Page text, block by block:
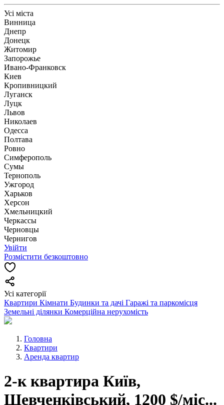
Усі міста
Винница
Днепр
Донецк
Житомир
Запорожье
Ивано-Франковск
Киев
Кропивницкий
Луганск
Луцк
Львов
Николаев
Одесса
Полтава
Ровно
Симферополь
Сумы
Тернополь
Ужгород
Харьков
Херсон
Хмельницкий
Черкассы
Чернoвцы
Чернигов
Увійти
Розмістити безкоштовно
Усі категорії
Квартири Кімнати Будинки та дачі Гаражі та паркомісця
Земельні ділянки Комерційна нерухомість
Головна
Квартири
Аренда квартир
2-к квартира Київ,
Шевченківський, 1200 $/міс...